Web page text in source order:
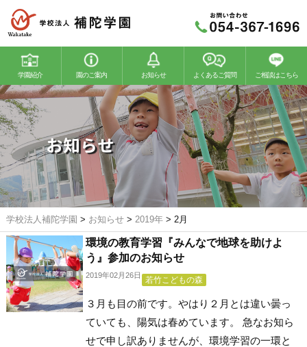
学園紹介 園のご案内
若竹幼稚園 若竹こどもの森
お知らせ よくあるご質問 ご相談はこちら
お知らせ
学校法人補陀学園 > お知らせ> 2019年> 2月
環境の教育学習『みんなで地球を助けよ
う』参加のお知らせ
2019年02月26日 若竹こどもの森
３月も目の前です。やはり２月とは違い曇っ
ていても、陽気は春めています。 急なお知ら
せで申し訳ありませんが、環境学習の一環と